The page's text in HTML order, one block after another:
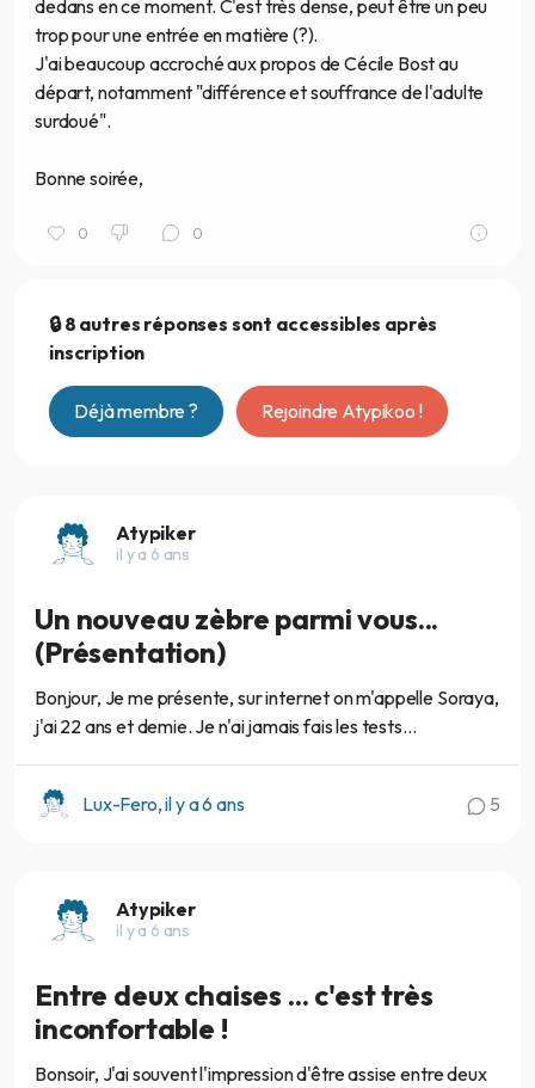
dedans en ce moment. C'est très dense, peut être un peu
trop pour une entrée en matière (?).
J'ai beaucoup accroché aux propos de Cécile Bost au
départ, notamment "différence et souffrance de l'adulte
surdoué".
Bonne soirée,
0 0
🔒 8 autres réponses sont accessibles après
inscription
Déjà membre ? Rejoindre Atypikoo !
Atypiker
il y a 6 ans
Un nouveau zèbre parmi vous...
(Présentation)
Bonjour, Je me présente, sur internet on m'appelle Soraya,
j'ai 22 ans et demie. Je n'ai jamais fais les tests...
Lux-Fero, il y a 6 ans 5
Atypiker
il y a 6 ans
Entre deux chaises ... c'est très
inconfortable !
Bonsoir, J'ai souvent l'impression d'être assise entre deux